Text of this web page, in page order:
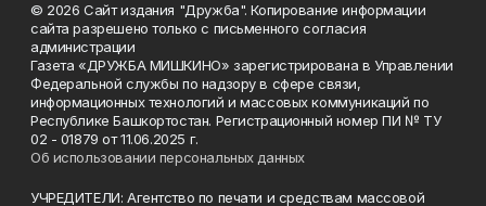
© 2026 Сайт издания "Дружба". Копирование информации
сайта разрешено только с письменного согласия
администрации
Газета «ДРУЖБА МИШКИНО» зарегистрирована в Управлении
Федеральной службы по надзору в сфере связи,
информационных технологий и массовых коммуникаций по
Республике Башкортостан. Регистрационный номер ПИ № ТУ
02 - 01879 от 11.06.2025 г.
Об использовании персональных данных
УЧРЕДИТЕЛИ: Агентство по печати и средствам массовой